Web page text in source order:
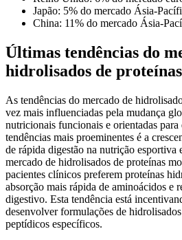
Japão: 5% do mercado Ásia-
China: 11% do mercado Ásia-
Últimas tendências do
hidrolisados ​​de proteínas
As tendências do mercado de
vez mais influenciadas pela mudança
nutricionais funcionais e orientadas
tendências mais proeminentes é a
de rápida digestão na nutrição esportiva
mercado de hidrolisados ​​de proteínas
pacientes clínicos preferem proteínas
absorção mais rápida de aminoácidos e
digestivo. Esta tendência está
desenvolver formulações de
peptídicos específicos.